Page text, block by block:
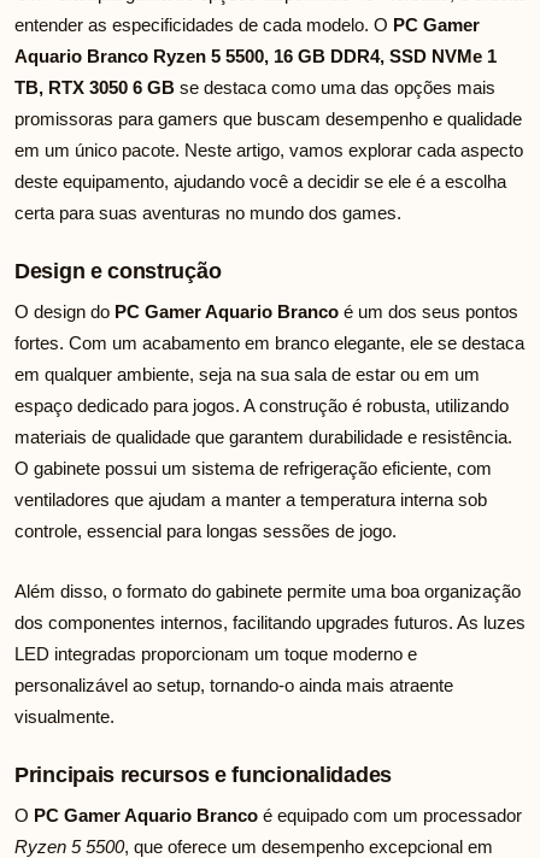
entender as especificidades de cada modelo. O PC Gamer
Aquario Branco Ryzen 5 5500, 16 GB DDR4, SSD NVMe 1
TB, RTX 3050 6 GB se destaca como uma das opções mais
promissoras para gamers que buscam desempenho e qualidade
em um único pacote. Neste artigo, vamos explorar cada aspecto
deste equipamento, ajudando você a decidir se ele é a escolha
certa para suas aventuras no mundo dos games.
Design e construção
O design do PC Gamer Aquario Branco é um dos seus pontos
fortes. Com um acabamento em branco elegante, ele se destaca
em qualquer ambiente, seja na sua sala de estar ou em um
espaço dedicado para jogos. A construção é robusta, utilizando
materiais de qualidade que garantem durabilidade e resistência.
O gabinete possui um sistema de refrigeração eficiente, com
ventiladores que ajudam a manter a temperatura interna sob
controle, essencial para longas sessões de jogo.
Além disso, o formato do gabinete permite uma boa organização
dos componentes internos, facilitando upgrades futuros. As luzes
LED integradas proporcionam um toque moderno e
personalizável ao setup, tornando-o ainda mais atraente
visualmente.
Principais recursos e funcionalidades
O PC Gamer Aquario Branco é equipado com um processador
Ryzen 5 5500, que oferece um desempenho excepcional em